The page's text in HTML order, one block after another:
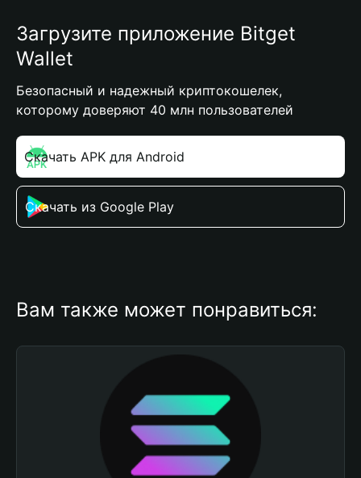
Загрузите приложение Bitget
Wallet
Безопасный и надежный криптокошелек,
которому доверяют 40 млн пользователей
Скачать APK для Android
Скачать из Google Play
Вам также может понравиться: